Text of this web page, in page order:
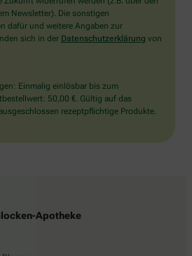
Newsletter). Die sonstigen
dafür und weitere Angaben zur
sich in der Datenschutzerklärung von
Einmalig einlösbar bis zum
50,00 €. Gültig auf das
rezeptpflichtige Produkte.
Apotheke